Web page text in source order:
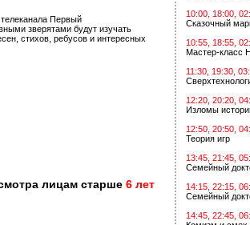
Первый
зверятами будут изучать
стихов, ребусов и интересных
лицам старше 6 лет
10:00, 18:00,
Сказочный
10:55, 18:55,
Мастер-класс
11:30, 19:30,
12:20, 20:20,
Изломы
12:50, 20:50,
Теория игр
13:45, 21:45,
Семейный
14:15, 22:15,
Семейный
14:45, 22:45,